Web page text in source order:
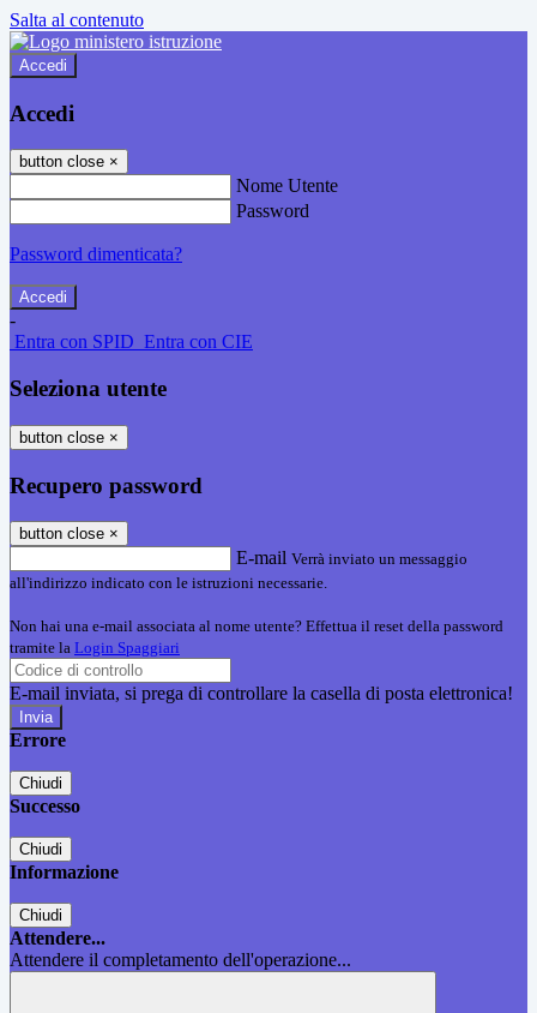
Salta al contenuto
Accedi
Accedi
button close ×
Nome Utente
Password
Password dimenticata?
-
Entra con SPID Entra con CIE
Seleziona utente
button close ×
Recupero password
button close ×
E-mail Verrà inviato un messaggio
all'indirizzo indicato con le istruzioni necessarie.
Non hai una e-mail associata al nome utente? Effettua il reset della password
tramite la Login Spaggiari
E-mail inviata, si prega di controllare la casella di posta elettronica!
Errore
Chiudi
Successo
Chiudi
Informazione
Chiudi
Attendere...
Attendere il completamento dell'operazione...